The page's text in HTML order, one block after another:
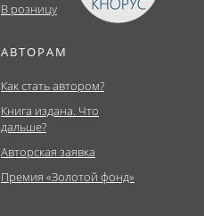
В розницу
АВТОРАМ
Как стать автором?
Книга издана. Что
дальше?
Авторская заявка
Премия «Золотой фонд»